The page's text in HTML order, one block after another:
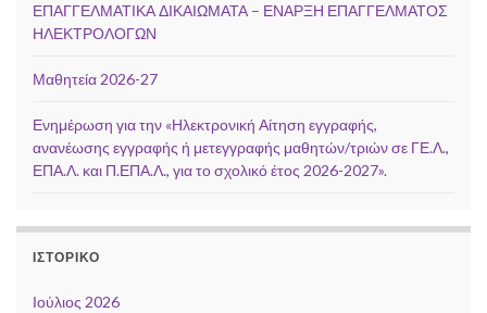
ΕΠΑΓΓΕΛΜΑΤΙΚΑ ΔΙΚΑΙΩΜΑΤΑ – ΕΝΑΡΞΗ ΕΠΑΓΓΕΛΜΑΤΟΣ
ΗΛΕΚΤΡΟΛΟΓΩΝ
Μαθητεία 2026-27
Ενημέρωση για την «Ηλεκτρονική Αίτηση εγγραφής,
ανανέωσης εγγραφής ή μετεγγραφής μαθητών/τριών σε ΓΕ.Λ.,
ΕΠΑ.Λ. και Π.ΕΠΑ.Λ., για το σχολικό έτος 2026-2027».
ΙΣΤΟΡΙΚΌ
Ιούλιος 2026